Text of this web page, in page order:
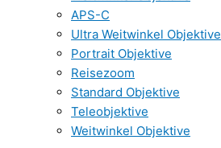
APS-C
Ultra Weitwinkel Objektive
Portrait Objektive
Reisezoom
Standard Objektive
Teleobjektive
Weitwinkel Objektive